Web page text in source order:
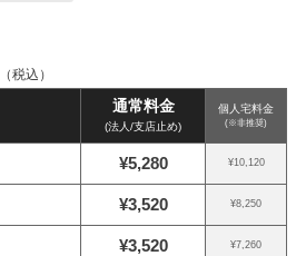
（税込）
通常料金
(法人/支店止め)
個人宅料金
(※非推奨)
¥5,280 ¥10,120
¥3,520 ¥8,250
¥3,520 ¥7,260